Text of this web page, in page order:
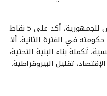
وفي خطاب تنصيب جوكوي كرئيس للجمهورية، أكد على 5 نقاط
في الفترة الثانية. ألا
تَكملة بناء البنية التحتية،
تقليل البيروقراطية.